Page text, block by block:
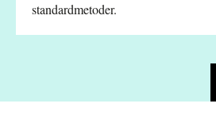
standardmetoder.